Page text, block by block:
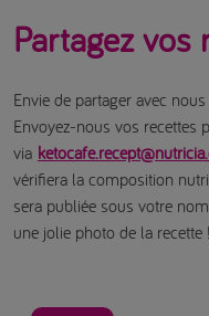
Partagez vos
Envie de partager avec
Envoyez-nous vos recettes
via
vérifiera la composition
sera publiée sous votre
une jolie photo de la recette !